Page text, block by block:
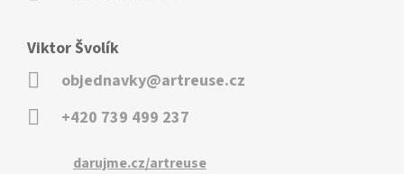
Viktor Švolík
objednavky@artreuse.cz
+420 739 499 237
darujme.cz/artreuse